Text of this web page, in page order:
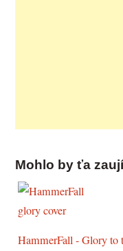
Mohlo by ťa
HammerFall - Glory to